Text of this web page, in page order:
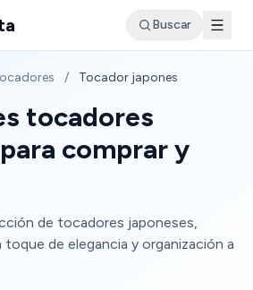
Buscar
/ Tocador japones
tocadores
comprar y
de tocadores japoneses,
toque de elegancia y organización a